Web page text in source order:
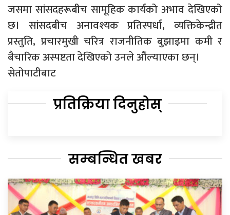
जसमा सांसदहरूबीच सामूहिक कार्यको अभाव देखिएको
छ। सांसदबीच अनावश्यक प्रतिस्पर्धा, व्यक्तिकेन्द्रीत
प्रस्तुति, प्रचारमुखी चरित्र राजनीतिक बुझाइमा कमी र
बैचारिक अस्पष्टता देखिएको उनले औंल्याएका छन्।
सेतोपाटीबाट
प्रतिक्रिया दिनुहोस्
सम्बन्धित खबर